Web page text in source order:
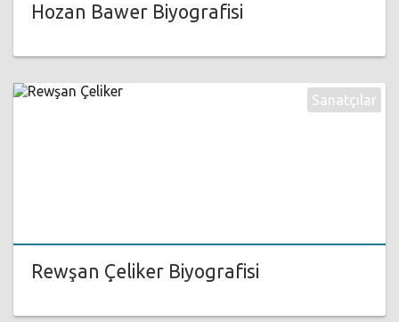
Hozan Bawer Biyografisi
Sanatçılar
Rewşan Çeliker Biyografisi